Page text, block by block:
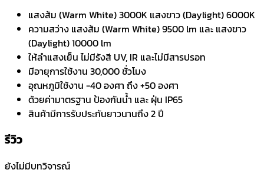
แสงส้ม (Warm White) 3000K แสงขาว (Daylight) 6000K
ความสว่าง แสงส้ม (Warm White) 9500 lm และ แสงขาว
(Daylight) 10000 lm
ให้ลำแสงเย็น ไม่มีรังสี UV, IR และไม่มีสารปรอท
มีอายุการใช้งาน 30,000 ชั่วโมง
อุณหภูมิใช้งาน -40 องศา ถึง +50 องศา
ด้วยค่ามาตรฐาน ป้องกันน้ำ และ ฝุ่น IP65
สินค้ามีการรับประกันยาวนานถึง 2 ปี
รีวิว
ยังไม่มีบทวิจารณ์